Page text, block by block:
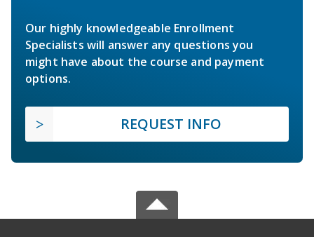
Our highly knowledgeable Enrollment
Specialists will answer any questions you
might have about the course and payment
options.
REQUEST INFO